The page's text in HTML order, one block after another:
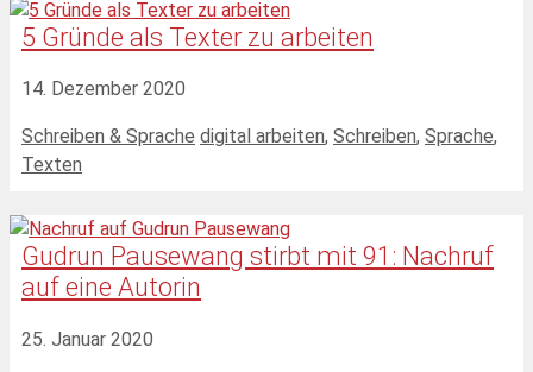
5 Gründe als Texter zu arbeiten
14. Dezember 2020
Kategorien
Schreiben & Sprache Schlagwörter
digital arbeiten, Schreiben, Sprache,
Texten
Gudrun Pausewang stirbt mit 91: Nachruf
auf eine Autorin
25. Januar 2020